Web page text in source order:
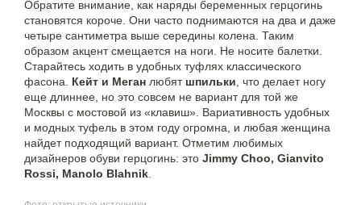
Обратите внимание, как наряды беременных герцогинь
становятся короче. Они часто поднимаются на два и даже
четыре сантиметра выше середины колена. Таким
образом акцент смещается на ноги. Не носите балетки.
Старайтесь ходить в удобных туфлях классического
фасона. Кейт и Меган любят шпильки , что делает ногу
еще длиннее, но это совсем не вариант для той же
Москвы с мостовой из «клавиш». Вариативность удобных
и модных туфель в этом году огромна, и любая женщина
найдет подходящий вариант. Отметим любимых
дизайнеров обуви герцогинь: это Jimmy Choo, Gianvito
Rossi, Manolo Blahnik